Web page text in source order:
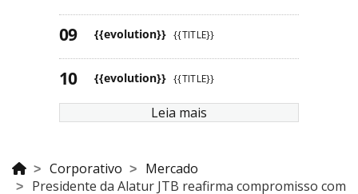
{{evolution}} {{TITLE}}
{{evolution}} {{TITLE}}
Leia mais
Corporativo
Mercado
Presidente da Alatur JTB reafirma compromisso com